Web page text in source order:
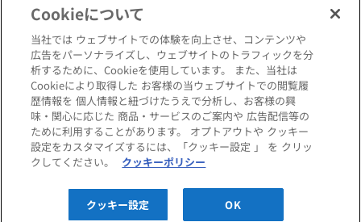
Copyright © HANKYU HOME STYLING Co.,LTD All rights reserved.
クッキーポリシー
閲覧環境について
サイトマップ
Cookieについて
当社では ウェブサイトでの体験を向上させ、コンテンツや
広告をパーソナライズし、ウェブサイトのトラフィックを分
析するために、Cookieを使用しています。 また、当社は
Cookieにより取得した お客様の当ウェブサイトでの閲覧履
歴情報を 個人情報と紐づけたうえで分析し、お客様の興
味・関心に応じた 商品・サービスのご案内や 広告配信等の
ために利用することがあります。 オプトアウトや クッキー
設定をカスタマイズするには、「クッキー設定 」 を クリッ
クしてください。
クッキーポリシー
クッキー設定 OK